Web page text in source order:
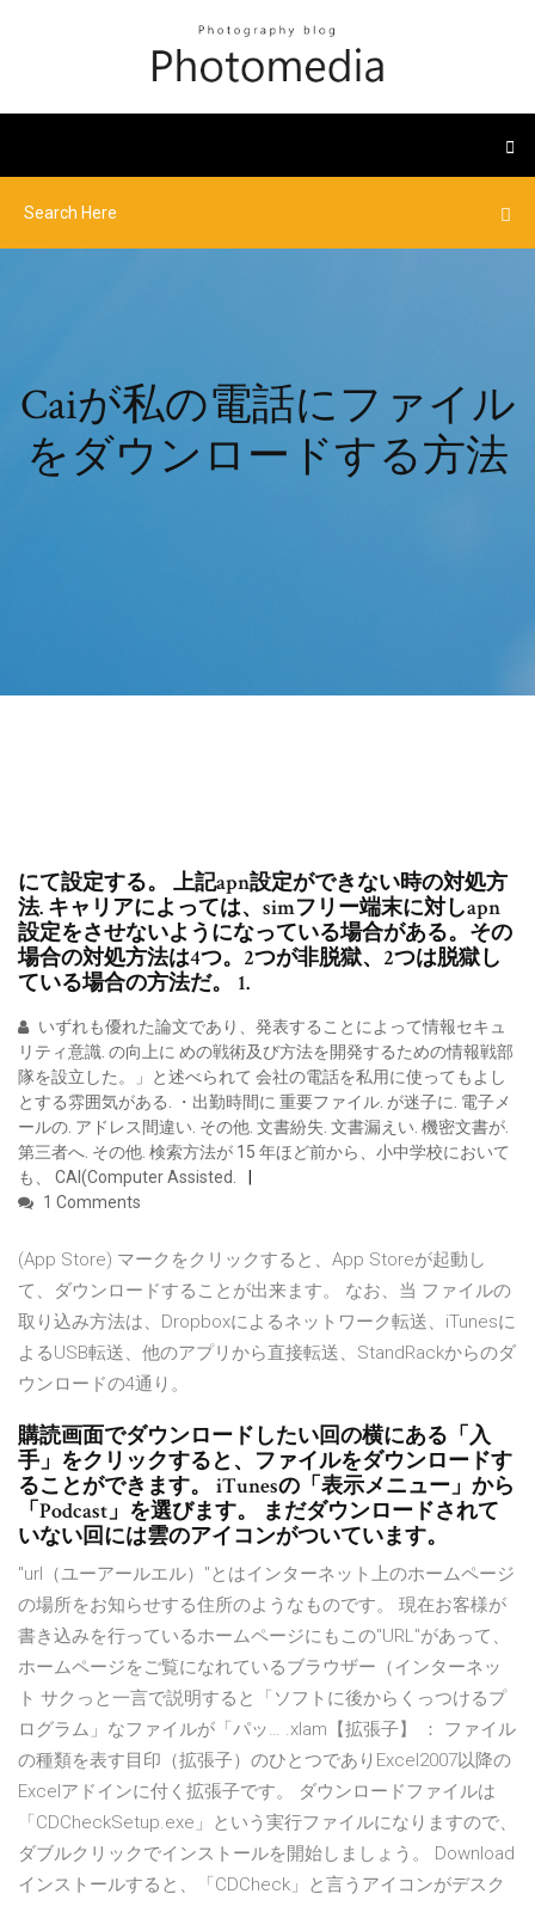
Caiが私の電話にファイル
をダウンロードする方法
にて設定する。 上記apn設定ができない時の対処方
法. キャリアによっては、simフリー端末に対しapn
設定をさせないようになっている場合がある。その
場合の対処方法は4つ。2つが非脱獄、2つは脱獄し
ている場合の方法だ。 1.
いずれも優れた論文であり、発表することによって情報セキュ
リティ意識. の向上に めの戦術及び方法を開発するための情報戦部
隊を設立した。」と述べられて 会社の電話を私用に使ってもよし
とする雰囲気がある. ・出勤時間に 重要ファイル. が迷子に. 電子メ
ールの. アドレス間違い. その他. 文書紛失. 文書漏えい. 機密文書が.
第三者へ. その他. 検索方法が 15 年ほど前から、小中学校において
も、 CAI(Computer Assisted.
1 Comments
(App Store) マークをクリックすると、App Storeが起動し
て、ダウンロードすることが出来ます。 なお、当 ファイルの
取り込み方法は、Dropboxによるネットワーク転送、iTunesに
よるUSB転送、他のアプリから直接転送、StandRackからのダ
ウンロードの4通り。
購読画面でダウンロードしたい回の横にある「入
手」をクリックすると、ファイルをダウンロードす
ることができます。 iTunesの「表示メニュー」から
「Podcast」を選びます。 まだダウンロードされて
いない回には雲のアイコンがついています。
"url（ユーアールエル）"とはインターネット上のホームページ
の場所をお知らせする住所のようなものです。 現在お客様が
書き込みを行っているホームページにもこの"URL"があって、
ホームページをご覧になれているブラウザー（インターネッ
ト サクっと一言で説明すると「ソフトに後からくっつけるプ
ログラム」なファイルが「パッ… .xlam【拡張子】 ： ファイル
の種類を表す目印（拡張子）のひとつでありExcel2007以降の
Excelアドインに付く拡張子です。 ダウンロードファイルは
「CDCheckSetup.exe」という実行ファイルになりますので、
ダブルクリックでインストールを開始しましょう。 Download
インストールすると、「CDCheck」と言うアイコンがデスク